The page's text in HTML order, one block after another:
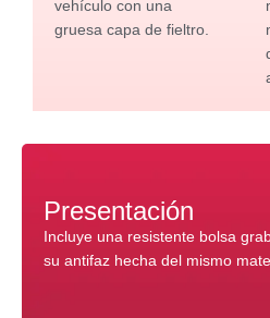
vehículo con una
gruesa capa de fieltro.
Presentación
Incluye una resistente bolsa
su antifaz hecha del mismo